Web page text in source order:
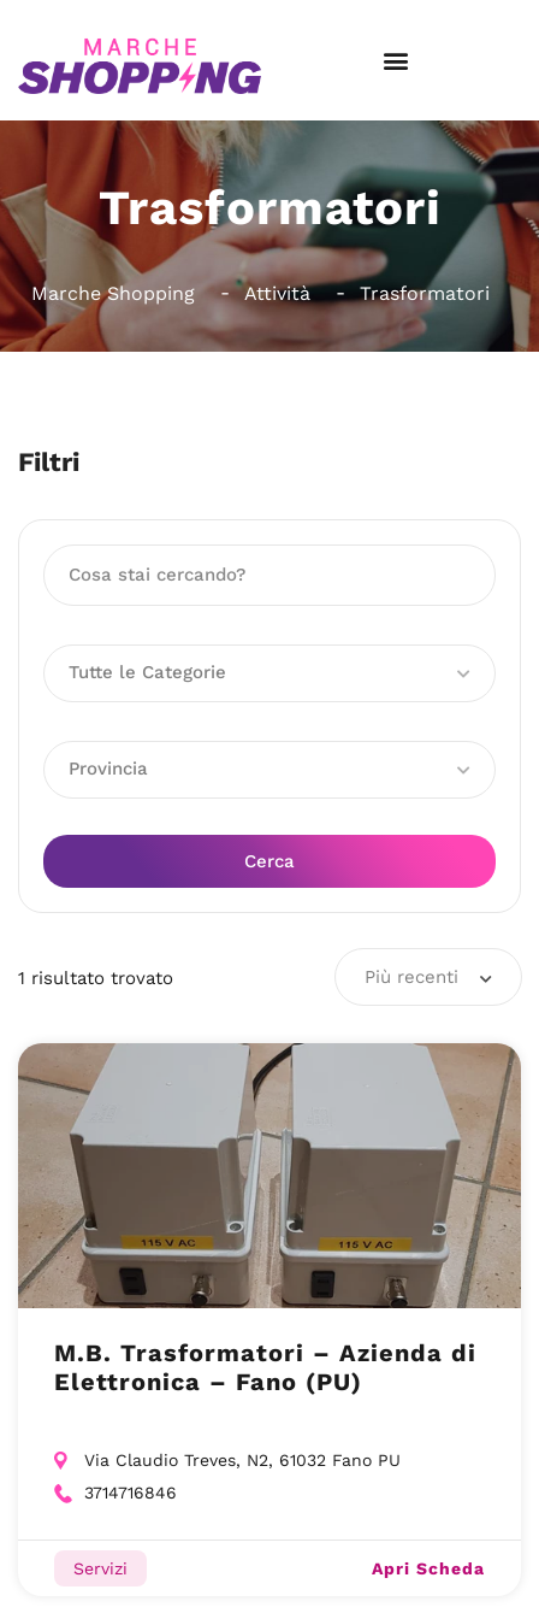
Trasformatori
Marche Shopping Attività Trasformatori
Filtri
Tutte le Categorie
Provincia
Cerca
1 risultato trovato Più recenti
M.B. Trasformatori – Azienda di
Elettronica – Fano (PU)
Via Claudio Treves, N2, 61032 Fano PU
3714716846
Servizi Apri Scheda